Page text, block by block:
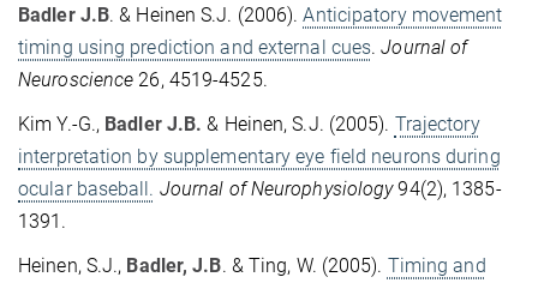
Badler J.B. & Heinen S.J. (2006).Anticipatory movement
timing using prediction and external cues.Journal of
Neuroscience 26, 4519-4525.
Kim Y.-G., Badler J.B. & Heinen, S.J. (2005). Trajectory
interpretation by supplementary eye field neurons during
ocular baseball. Journal of Neurophysiology94(2), 1385-
1391.
Heinen, S.J., Badler, J.B. & Ting, W. (2005). Timing and